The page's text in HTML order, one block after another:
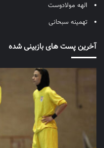
الهه مولادوست
تهمینه سبحانی
آخرین پست های بازبینی شده